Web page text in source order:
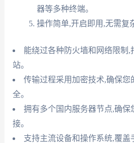
器等多种终端。
操作简单,开启即用,无需复
能绕过各种防火墙和网络限制,
站。
传输过程采用加密技术,确保您
全。
拥有多个国内服务器节点,确保
接。
支持主流设备和操作系统,覆盖